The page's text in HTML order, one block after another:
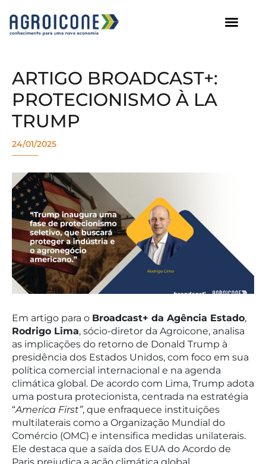
ARTIGO BROADCAST+:
PROTECIONISMO À LA
TRUMP
24/01/2025
Em artigo para o Broadcast+ da Agência Estado,
Rodrigo Lima, sócio-diretor da Agroicone, analisa
as implicações do retorno de Donald Trump à
presidência dos Estados Unidos, com foco em sua
política comercial internacional e na agenda
climática global. De acordo com Lima, Trump adota
uma postura protecionista, centrada na estratégia
“America First”, que enfraquece instituições
multilaterais como a Organização Mundial do
Comércio (OMC) e intensifica medidas unilaterais.
Ele destaca que a saída dos EUA do Acordo de